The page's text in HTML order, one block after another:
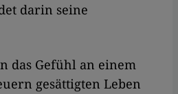
darin seine
das Gefühl an einem
gesättigten Leben